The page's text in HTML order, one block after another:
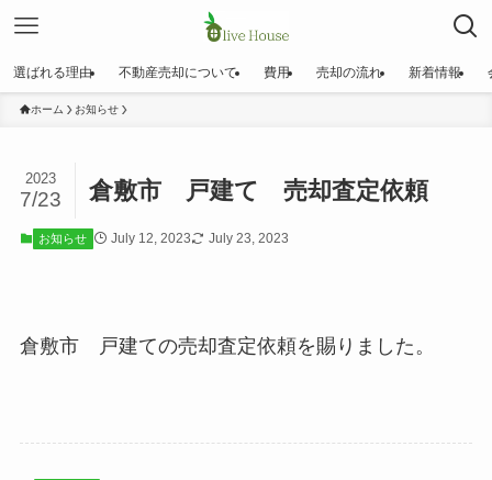
選ばれる理由 不動産売却について 費用 売却の流れ 新着情報
ホーム お知らせ
倉敷市 戸建て 売却査定依頼
2023
7/23
お知らせ July 12, 2023 July 23, 2023
倉敷市 戸建ての売却査定依頼を賜りました。